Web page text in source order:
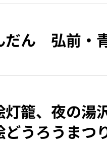
だん 弘前・
灯籠、夜の
うろうまつ